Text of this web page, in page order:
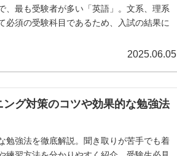
、最も受験者が多い「英語」。文系、理系
必須の受験科目であるため、入試の結果に
2025.06.05
ング対策のコツや効果的な勉強法
勉強法を徹底解説。聞き取りが苦手でも着